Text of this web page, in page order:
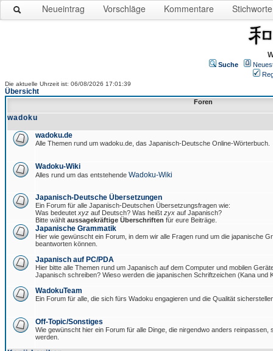
Neueintrag Vorschläge Kommentare Stichworte
Suche
Die aktuelle Uhrzeit ist: 06/08/2026 17:01:39
Übersicht
Foren
wadoku
wadoku.de
Alle Themen rund um wadoku.de, das Japanisch-Deutsche Online-Wörterbuch.
Wadoku-Wiki
Alles rund um das entstehende Wadoku-Wiki
Japanisch-Deutsche Übersetzungen
Ein Forum für alle Japanisch-Deutschen Übersetzungsfragen wie:
Was bedeutet xyz auf Deutsch? Was heißt zyx auf Japanisch?
Bitte wählt aussagekräftige Überschriften für eure Beiträge.
Japanische Grammatik
Hier wie gewünscht ein Forum, in dem wir alle Fragen rund um die japanische
beantworten können.
Japanisch auf PC/PDA
Hier bitte alle Themen rund um Japanisch auf dem Computer und mobilen
Japanisch schreiben? Wieso werden die japanischen Schriftzeichen (Kana und
WadokuTeam
Ein Forum für alle, die sich fürs Wadoku engagieren und die Qualität
Off-Topic/Sonstiges
Wie gewünscht hier ein Forum für alle Dinge, die nirgendwo anders reinpassen,
werden.